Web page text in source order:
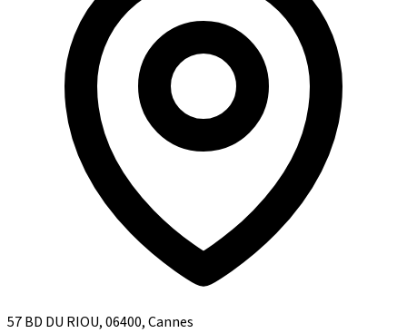
57 BD DU RIOU, 06400, Cannes